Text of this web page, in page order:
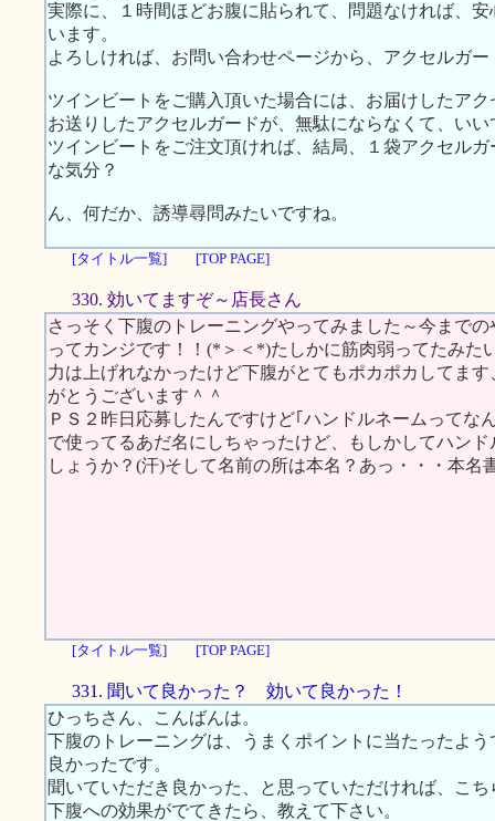
実際に、１時間ほどお腹に貼られて、問題なければ、
います。
よろしければ、お問い合わせページから、アクセルガ
ツインビートをご購入頂いた場合には、お届けしたア
お送りしたアクセルガードが、無駄にならなくて、いい
ツインビートをご注文頂ければ、結局、１袋アクセル
な気分？
ん、何だか、誘導尋問みたいですね。
[タイトル一覧] [TOP PAGE]
330. 効いてますぞ～店長さん
さっそく下腹のトレーニングやってみました～今まで
ってカンジです！！(*＞＜*)たしかに筋肉弱ってたみた
力は上げれなかったけど下腹がとてもポカポカしてま
がとうございます＾＾
ＰＳ２昨日応募したんですけど｢ハンドルネームってな
で使ってるあだ名にしちゃったけど、もしかしてハン
しょうか？(汗)そして名前の所は本名？あっ・・・本
[タイトル一覧] [TOP PAGE]
331. 聞いて良かった？ 効いて良かった！
ひっちさん、こんばんは。
下腹のトレーニングは、うまくポイントに当たったよう
良かったです。
聞いていただき良かった、と思っていただければ、こ
下腹への効果がでてきたら、教えて下さい。